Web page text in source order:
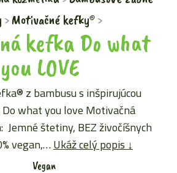
Motivačné kefky®
kefka Do what
you LOVE
z bambusu s inšpirujúcou
what you love Motivačná
štetiny, BEZ živočíšnych
vegan,…Ukáž celý popis ↓
Vegan